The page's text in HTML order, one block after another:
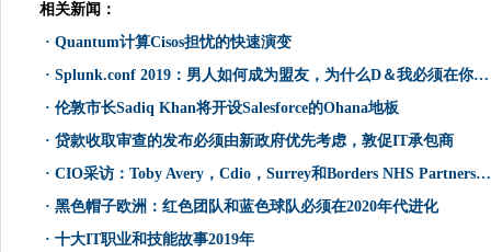
相关新闻：
· Quantum计算Cisos担忧的快速演变
· Splunk.conf 2019：男人如何成为盟友，为什么D＆我必须在你的DNA中
· 伦敦市长Sadiq Khan将开设Salesforce的Ohana地板
· 贷款收取审查的发布必须由新政府优先考虑，敦促IT承包商
· CIO采访：Toby Avery，Cdio，Surrey和Borders NHS Partnership Foundation Trust
· 黑色帽子欧洲：红色团队和蓝色球队必须在2020年代进化
· 十大IT职业和技能故事2019年